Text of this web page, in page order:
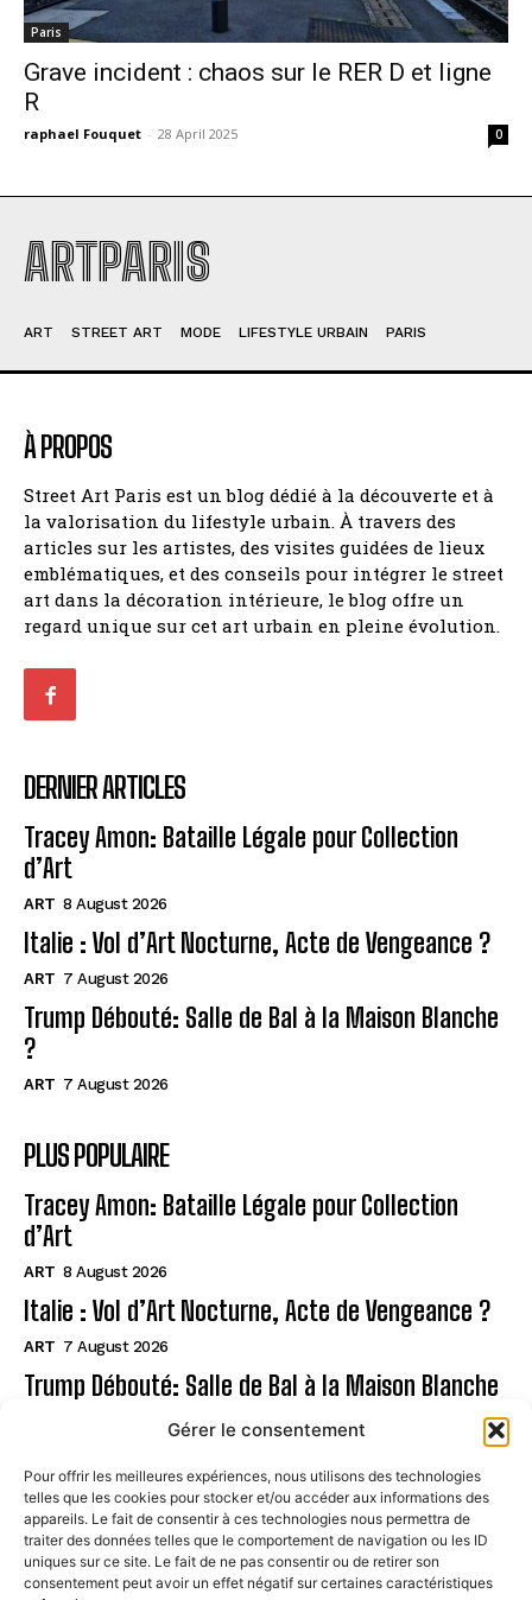
Gérer le consentement
Pour offrir les meilleures expériences, nous utilisons des technologies
telles que les cookies pour stocker et/ou accéder aux informations des
appareils. Le fait de consentir à ces technologies nous permettra de
traiter des données telles que le comportement de navigation ou les ID
uniques sur ce site. Le fait de ne pas consentir ou de retirer son
consentement peut avoir un effet négatif sur certaines caractéristiques
Paris
Grave incident : chaos sur le RER D et ligne
R
raphael Fouquet - 28 April 2025 0
ARTPARIS
ART STREET ART MODE LIFESTYLE URBAIN PARIS
À PROPOS
Street Art Paris est un blog dédié à la découverte et à
la valorisation du lifestyle urbain. À travers des
articles sur les artistes, des visites guidées de lieux
emblématiques, et des conseils pour intégrer le street
art dans la décoration intérieure, le blog offre un
regard unique sur cet art urbain en pleine évolution.
DERNIER ARTICLES
Tracey Amon: Bataille Légale pour Collection
d’Art
ART 8 August 2026
Italie : Vol d’Art Nocturne, Acte de Vengeance ?
ART 7 August 2026
Trump Débouté: Salle de Bal à la Maison Blanche
?
ART 7 August 2026
PLUS POPULAIRE
Tracey Amon: Bataille Légale pour Collection
d’Art
ART 8 August 2026
Italie : Vol d’Art Nocturne, Acte de Vengeance ?
ART 7 August 2026
Trump Débouté: Salle de Bal à la Maison Blanche
Page
CONTACT